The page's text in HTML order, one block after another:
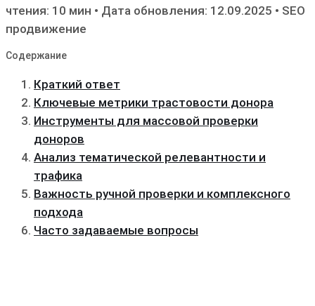
чтения: 10 мин • Дата обновления: 12.09.2025 • SEO
продвижение
Содержание
Краткий ответ
Ключевые метрики трастовости донора
Инструменты для массовой проверки
доноров
Анализ тематической релевантности и
трафика
Важность ручной проверки и комплексного
подхода
Часто задаваемые вопросы